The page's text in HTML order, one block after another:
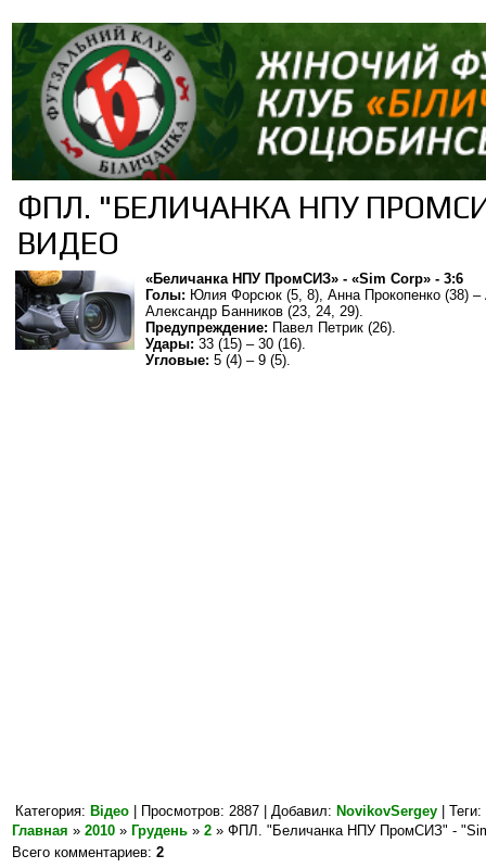
ФПЛ. "БЕЛИЧАНКА НПУ
ВИДЕО
«Беличанка НПУ ПромСИЗ» - «Sim Corp» - 3:6
Голы: Юлия Форсюк (5, 8), Анна Прокопенко (38)
Александр Банников (23, 24, 29).
Предупреждение: Павел Петрик (26).
Удары: 33 (15) – 30 (16).
Угловые: 5 (4) – 9 (5).
Категория: Відео | Просмотров: 2887 | Добавил: NovikovSergey | Теги:
Главная » 2010 » Грудень » 2 » ФПЛ. "Беличанка НПУ ПромСИЗ" -
Всего комментариев: 2